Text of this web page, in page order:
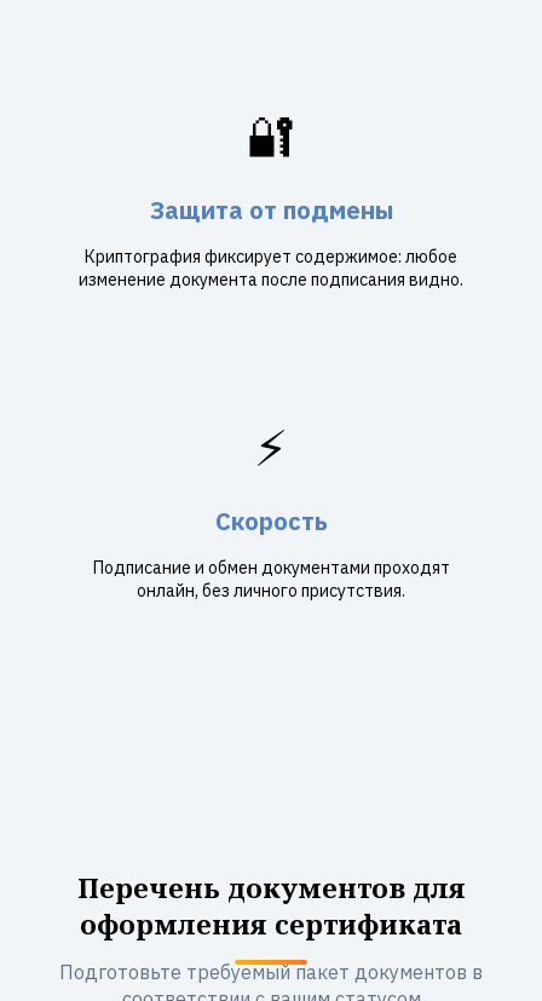
🔐
Защита от подмены
Криптография фиксирует содержимое: любое
изменение документа после подписания видно.
⚡
Скорость
Подписание и обмен документами проходят
онлайн, без личного присутствия.
Перечень документов для
оформления сертификата
Подготовьте требуемый пакет документов в